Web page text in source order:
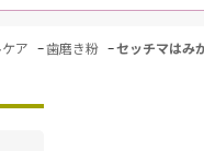
ア -歯磨き粉 -セッチマはみ